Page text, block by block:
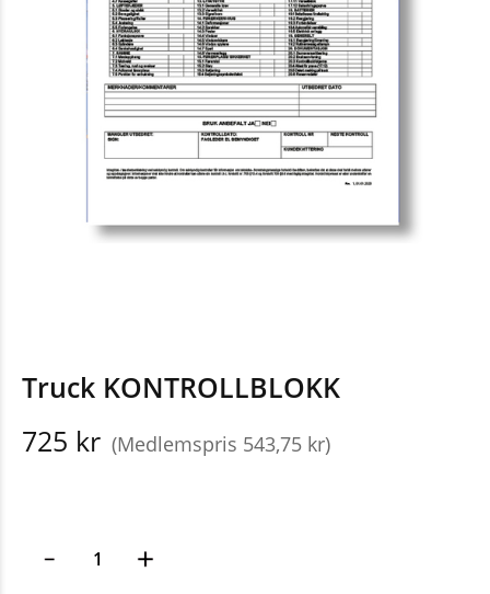
Truck KONTROLLBLOKK
725 kr (Medlemspris 543,75 kr)